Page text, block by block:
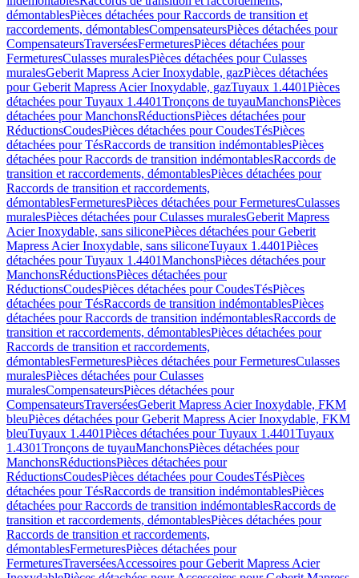
démontablesPièces détachées pour Raccords de transition et
raccordements, démontablesCompensateursPièces détachées pour
CompensateursTraverséesFermeturesPièces détachées pour
FermeturesCulasses muralesPièces détachées pour Culasses
muralesGeberit Mapress Acier Inoxydable, gazPièces détachées
pour Geberit Mapress Acier Inoxydable, gazTuyaux 1.4401Pièces
détachées pour Tuyaux 1.4401Tronçons de tuyauManchonsPièces
détachées pour ManchonsRéductionsPièces détachées pour
RéductionsCoudesPièces détachées pour CoudesTésPièces
détachées pour TésRaccords de transition indémontablesPièces
détachées pour Raccords de transition indémontablesRaccords de
transition et raccordements, démontablesPièces détachées pour
Raccords de transition et raccordements,
démontablesFermeturesPièces détachées pour FermeturesCulasses
muralesPièces détachées pour Culasses muralesGeberit Mapress
Acier Inoxydable, sans siliconePièces détachées pour Geberit
Mapress Acier Inoxydable, sans siliconeTuyaux 1.4401Pièces
détachées pour Tuyaux 1.4401ManchonsPièces détachées pour
ManchonsRéductionsPièces détachées pour
RéductionsCoudesPièces détachées pour CoudesTésPièces
détachées pour TésRaccords de transition indémontablesPièces
détachées pour Raccords de transition indémontablesRaccords de
transition et raccordements, démontablesPièces détachées pour
Raccords de transition et raccordements,
démontablesFermeturesPièces détachées pour FermeturesCulasses
muralesPièces détachées pour Culasses
muralesCompensateursPièces détachées pour
CompensateursTraverséesGeberit Mapress Acier Inoxydable, FKM
bleuPièces détachées pour Geberit Mapress Acier Inoxydable, FKM
bleuTuyaux 1.4401Pièces détachées pour Tuyaux 1.4401Tuyaux
1.4301Tronçons de tuyauManchonsPièces détachées pour
ManchonsRéductionsPièces détachées pour
RéductionsCoudesPièces détachées pour CoudesTésPièces
détachées pour TésRaccords de transition indémontablesPièces
détachées pour Raccords de transition indémontablesRaccords de
transition et raccordements, démontablesPièces détachées pour
Raccords de transition et raccordements,
démontablesFermeturesPièces détachées pour
FermeturesTraverséesAccessoires pour Geberit Mapress Acier